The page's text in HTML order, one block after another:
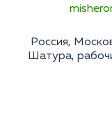
Умение
Пунктуальность
Навык
Россия,
Шатура,